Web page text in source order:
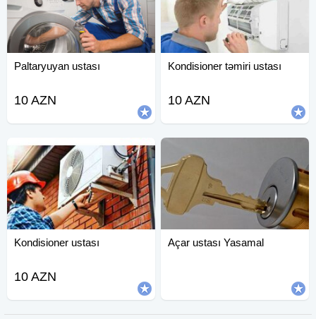
Paltaryuyan ustası
10 AZN
Kondisioner təmiri ustası
10 AZN
Kondisioner ustası
10 AZN
Açar ustası Yasamal